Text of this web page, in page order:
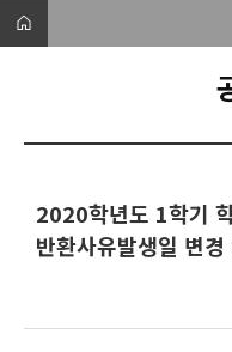
2020학년도 1학기
반환사유발생일 변경